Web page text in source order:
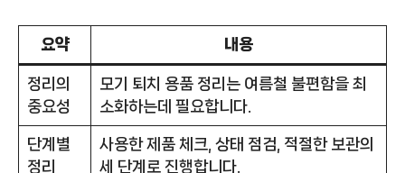
요약 내용
정리의
중요성
모기 퇴치 용품 정리는 여름철 불편함을 최
소화하는데 필요합니다.
단계별
정리
사용한 제품 체크, 상태 점검, 적절한 보관의
세 단계로 진행합니다.